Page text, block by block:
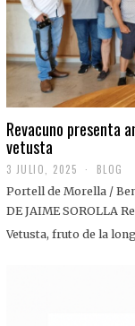
Revacuno presenta
vetusta
3 JULIO, 2025
J
U
I
BLOG
Portell de Morella /
DE JAIME SOROLLA
Vetusta, fruto de la